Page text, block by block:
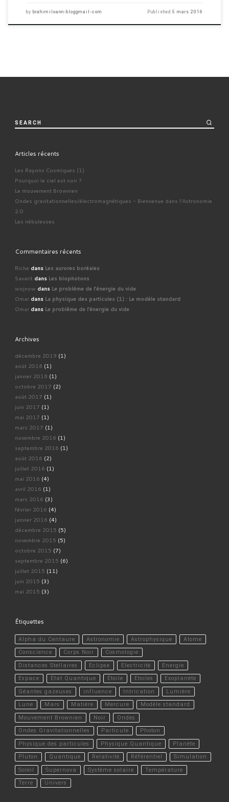
by brahimiloann-bloggmail-com Published5 mars 2016
SEARCH
Articles récents
Les Rayons Cosmiques (1)
Pourquoi le ciel est noir ?
Le mouvement Brownien
Ondes gravitationnelles/électromagnétiques - Bienvenue dans l'Astronomie
2.0
Les nébuleuses
Commentaires récents
Riche dans Les aurores boréales
Savaritdans Les biophotons
wojnowdans Le problème de l'énergie du vide
Omardans La physique des particules (1) : Le modèle standard
Omardans Le problème de l'énergie du vide
Archives
décembre 2019 (1)
août 2018 (1)
janvier 2018 (1)
octobre 2017 (2)
août 2017 (1)
juin 2017 (1)
mai 2017 (1)
mars 2017 (1)
novembre 2016 (1)
septembre 2016 (1)
août 2016 (2)
juillet 2016 (1)
mai 2016 (4)
avril 2016 (1)
mars 2016 (3)
février 2016 (4)
janvier 2016 (4)
décembre 2015 (5)
novembre 2015 (5)
octobre 2015 (7)
septembre 2015 (6)
juillet 2015 (11)
juin 2015 (3)
mai 2015 (3)
Étiquettes
Alpha du Centaure Astronomie Astrophysique
Atome
Conscience
Corps Noir
Cosmologie
Distances Stellaires
Eclipse Electricité
Energie
Espace
Etat Quantique Etoile Etoiles
Exoplanète
Géantes gazeuses
influence Intrication
Lumière
Lune
Mars Matière Mercure
Modèle standard
Mouvement Brownien
Noir
Ondes
Ondes Gravitationnelles
Particule
Photon
Physique des particules
Physique Quantique
Planète
Pluton
Quantique Relativité Référentiel
Simulation
Soleil
Supernova Système solaire
Température
Terre
Univers